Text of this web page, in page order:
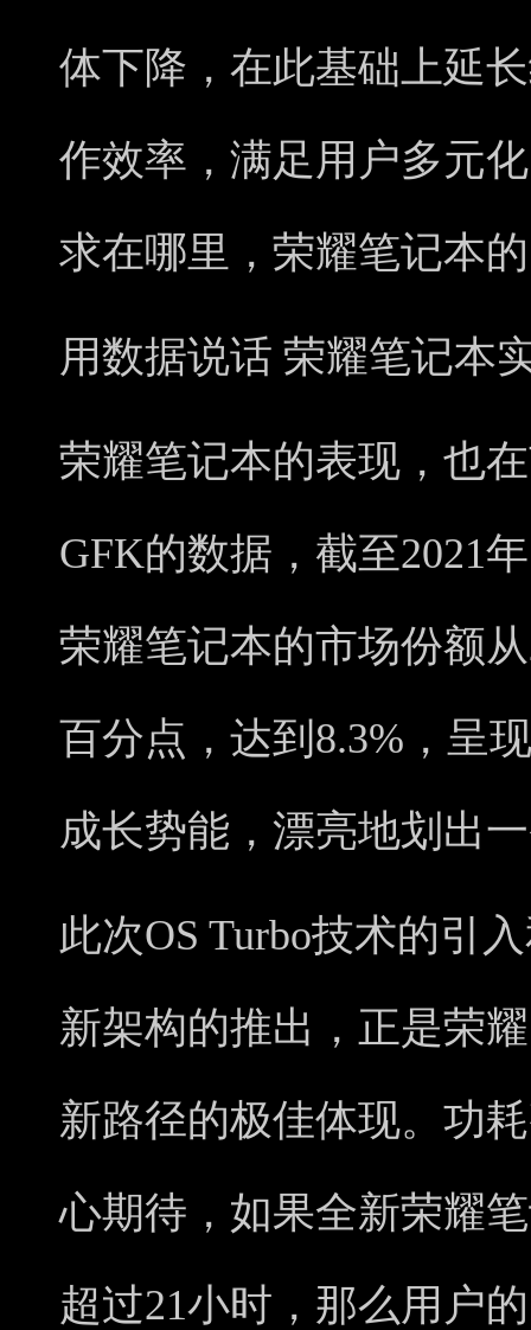
体下降，在此基础上延
作效率，满足用户多元
求在哪里，荣耀笔记本
用数据说话 荣耀笔记本
荣耀笔记本的表现，也
GFK的数据，截至2021
荣耀笔记本的市场份额
百分点，达到8.3%，呈
成长势能，漂亮地划出
此次OS Turbo技术的引
新架构的推出，正是荣
新路径的极佳体现。功
心期待，如果全新荣耀
超过21小时，那么用户